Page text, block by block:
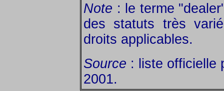
Note : le terme
des statuts très
droits applicables.
Source : liste officielle
2001.